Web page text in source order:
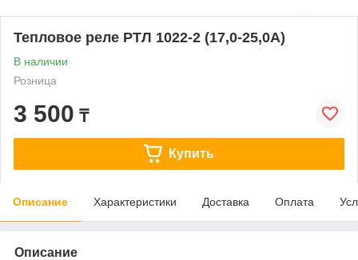
Тепловое реле РТЛ 1022-2 (17,0-25,0А)
В наличии
Розница
3 500 ₸
Купить
Описание Характеристики Доставка Оплата
Описание